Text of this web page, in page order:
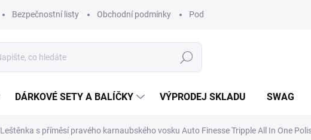
Bezpečnostní listy Obchodní podmínky Podmínky ochrany osobních
Hledat
DÁRKOVÉ SETY A BALÍČKY VÝPRODEJ SKLADU SWAG
Leštěnka s příměsí pravého karnaubského vosku Auto Finesse Tripple All In One